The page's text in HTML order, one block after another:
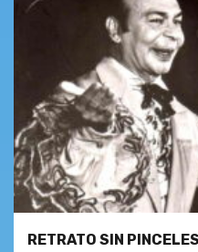
RETRATO SIN